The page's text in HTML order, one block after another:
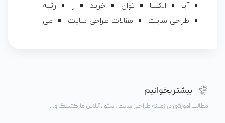
آیا الکسا توان خرید را
رتبه
طراحی سایت
مقالات طراحی سایت می
بیشتر بخوانیم
مطالب آموزشی در زمینه طراحی سایت ، سئو ، آنلاین مارکتینگ و...